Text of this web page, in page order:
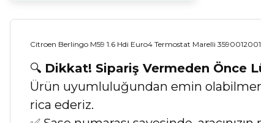
Citroen Berlingo M59 1.6 Hdi Euro4 Termostat Marelli
🔍 Dikkat! Sipariş Vermeden Önce
Ürün uyumluluğundan emin
rica ederiz.